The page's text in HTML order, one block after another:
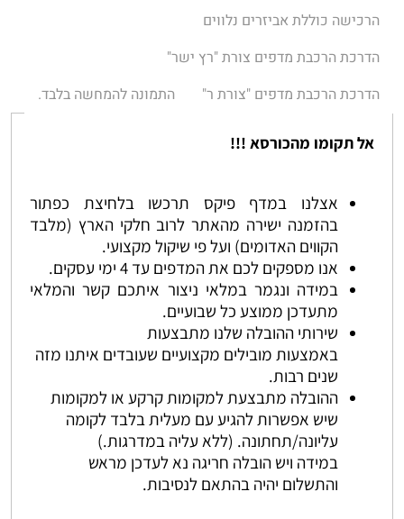
הרכישה כוללת אביזרים נלווים
הדרכת הרכבת מדפים צורת "רץ ישר"
הדרכת הרכבת מדפים "צורת ר"
התמונה להמחשה בלבד.
אל תקומו מהכורסא !!!
אצלנו במדף פיקס תרכשו בלחיצת כפתור
בהזמנה ישירה מהאתר לרוב חלקי הארץ (מלבד
הקווים האדומים) ועל פי שיקול מקצועי.
אנו מספקים לכם את המדפים עד 4 ימי עסקים.
במידה ונגמר במלאי ניצור איתכם קשר והמלאי
מתעדכן ממוצע כל שבועיים.
שירותי ההובלה שלנו מתבצעות
באמצעות מובילים מקצועיים שעובדים איתנו מזה
שנים רבות.
ההובלה מתבצעת למקומות קרקע או למקומות
שיש אפשרות להגיע עם מעלית בלבד לקומה
עליונה/תחתונה. (ללא עליה במדרגות.)
במידה ויש הובלה חריגה נא לעדכן מראש
והתשלום יהיה בהתאם לנסיבות.